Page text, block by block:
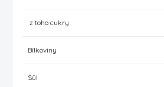
z toho cukry
Bílkoviny
Sůl